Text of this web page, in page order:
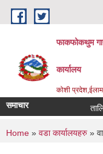
Skip to main content
फाकफोकथुम
कार्यालय
कोशी
समाचार
You are
Home » वडा कार्यालयहरु »